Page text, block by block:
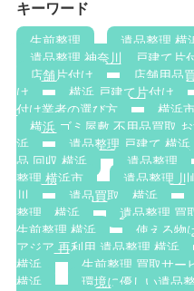
キーワード
生前整理 遺品整理 横
遺品整理 神奈川，戸建て片
店舗片付け
店舗用品
け
横浜 戸建て片付け
付け業者の選び方
横浜
横浜 ゴミ屋敷 不用品買取
浜
遺品整理 戸建て 横浜
品 回収 横浜
遺品整理
整理 横浜市
遺品整理 川
川
遺品買取 横浜
整理 横浜
遺品整理 買
生前整理 横浜
使える物
アジア 再利用 遺品整理 横浜
横浜
生前整理 買取サー
横浜
環境に優しい遺品